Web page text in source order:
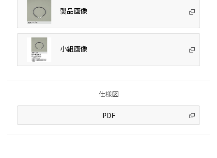
製品画像
小組画像
仕様図
PDF